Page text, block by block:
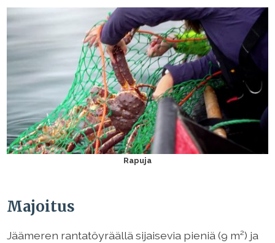
Rapuja
Majoitus
Jäämeren rantatöyräällä sijaisevia pieniä (9 m²) ja